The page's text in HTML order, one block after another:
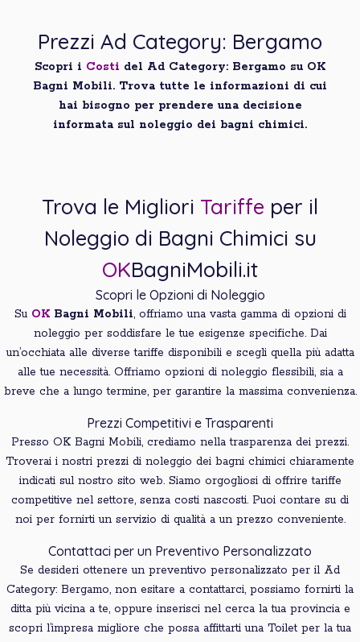
Prezzi Ad Category: Bergamo
Scopri i Costi del Ad Category: Bergamo su OK
Bagni Mobili. Trova tutte le informazioni di cui
hai bisogno per prendere una decisione
informata sul noleggio dei bagni chimici.
Trova le Migliori Tariffe per il
Noleggio di Bagni Chimici su
OKBagniMobili.it
Scopri le Opzioni di Noleggio
Su OK Bagni Mobili, offriamo una vasta gamma di opzioni di
noleggio per soddisfare le tue esigenze specifiche. Dai
un’occhiata alle diverse tariffe disponibili e scegli quella più adatta
alle tue necessità. Offriamo opzioni di noleggio flessibili, sia a
breve che a lungo termine, per garantire la massima convenienza.
Prezzi Competitivi e Trasparenti
Presso OK Bagni Mobili, crediamo nella trasparenza dei prezzi.
Troverai i nostri prezzi di noleggio dei bagni chimici chiaramente
indicati sul nostro sito web. Siamo orgogliosi di offrire tariffe
competitive nel settore, senza costi nascosti. Puoi contare su di
noi per fornirti un servizio di qualità a un prezzo conveniente.
Contattaci per un Preventivo Personalizzato
Se desideri ottenere un preventivo personalizzato per il Ad
Category: Bergamo, non esitare a contattarci, possiamo fornirti la
ditta più vicina a te, oppure inserisci nel cerca la tua provincia e
scopri l’impresa migliore che possa affittarti una Toilet per la tua